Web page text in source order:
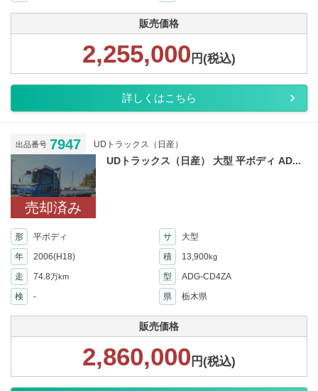
販売価格
2,255,000 円(税込)
詳しくはこちら
出品番号 7947 UDトラックス（日産）
売却済み
UDトラックス（日産） 大型 平ボディ AD...
形 平ボディ サ
大型
年
2006(H18) 積 13,900kg
走 74.8万km 型
ADG-CD4ZA
検
- 県 栃木県
販売価格
2,860,000 円(税込)